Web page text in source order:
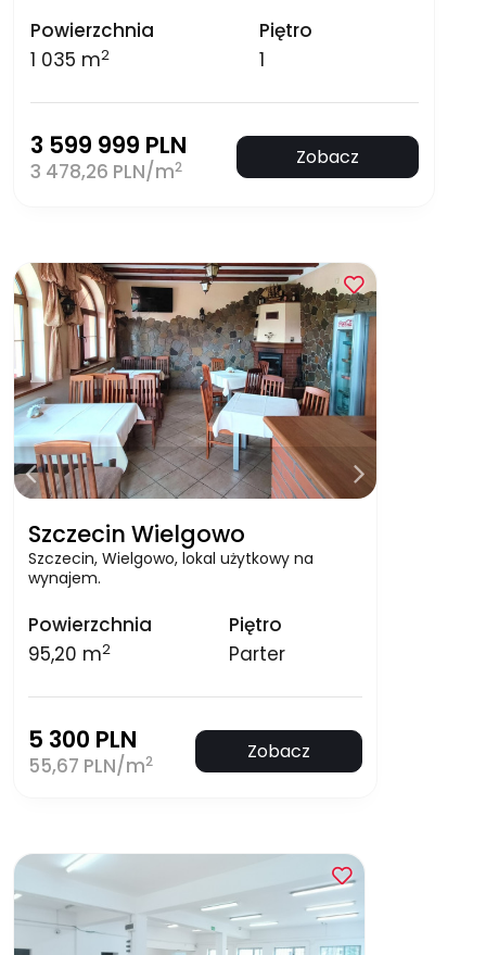
Powierzchnia
1 035 m2
Piętro
1
3 599 999 PLN
3 478,26 PLN/m2 Zobacz
Szczecin Wielgowo
Szczecin, Wielgowo, lokal użytkowy na
wynajem.
Powierzchnia
95,20 m2
Piętro
Parter
5 300 PLN
55,67 PLN/m2 Zobacz